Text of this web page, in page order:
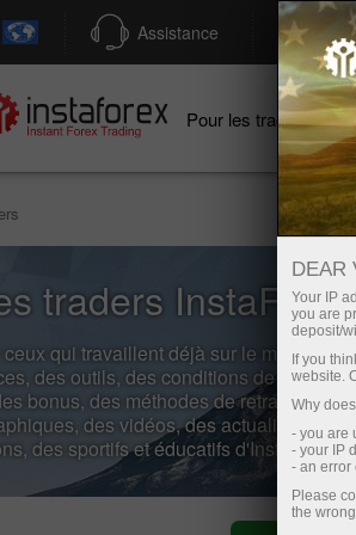
Assistance
Pour les traders
traders InstaForex
qui travaillent déjà sur le marché.
des outils, des conditions de trading
bonus, des méthodes de retrait et de
des vidéos, des actualités, des
des sportifs et éducatifs d'InstaForex.
DEAR
Your IP
you are
deposit/
If you
website.
Why
- you are
- your IP
- an error
Please
the